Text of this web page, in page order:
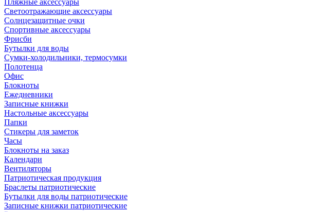
Пляжные аксессуары
Светоотражающие аксессуары
Солнцезащитные очки
Спортивные аксессуары
Фрисби
Бутылки для воды
Сумки-холодильники, термосумки
Полотенца
Офис
Блокноты
Ежедневники
Записные книжки
Настольные аксессуары
Папки
Стикеры для заметок
Часы
Блокноты на заказ
Календари
Вентиляторы
Патриотическая продукция
Браслеты патриотические
Бутылки для воды патриотические
Записные книжки патриотические